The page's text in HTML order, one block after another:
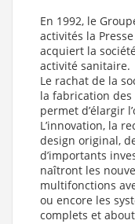
En 1992, le
activités la
acquiert la
activité sanitaire.
Le rachat de la
la fabrication des
permet d’élargir
L’innovation, la
design original,
d’importants
naîtront les
multifonctions
ou encore les
complets et